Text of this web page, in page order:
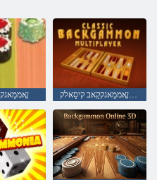
רעַיילּפיטלומ ןָאממַאגקקַאב קיסַאלק